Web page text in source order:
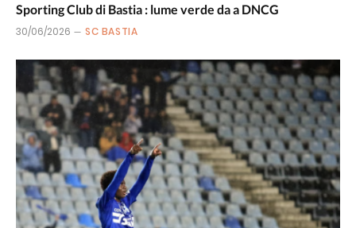
Sporting Club di Bastia : lume verde da a DNCG
30/06/2026 SC BASTIA